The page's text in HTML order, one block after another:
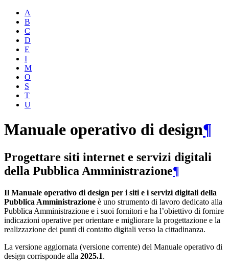
A
B
C
D
E
I
M
O
S
T
U
Manuale operativo di design¶
Progettare siti internet e servizi digitali
della Pubblica Amministrazione¶
Il Manuale operativo di design per i siti e i servizi digitali della
Pubblica Amministrazione è uno strumento di lavoro dedicato alla
Pubblica Amministrazione e i suoi fornitori e ha l’obiettivo di fornire
indicazioni operative per orientare e migliorare la progettazione e la
realizzazione dei punti di contatto digitali verso la cittadinanza.
La versione aggiornata (versione corrente) del Manuale operativo di
design corrisponde alla 2025.1.